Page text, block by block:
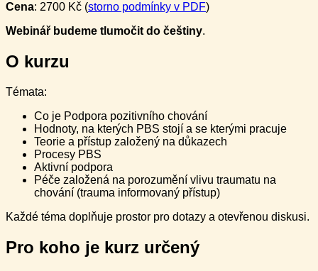
Cena: 2700 Kč (storno podmínky v PDF)
Webinář budeme tlumočit do češtiny.
O kurzu
Témata:
Co je Podpora pozitivního chování
Hodnoty, na kterých PBS stojí a se kterými pracuje
Teorie a přístup založený na důkazech
Procesy PBS
Aktivní podpora
Péče založená na porozumění vlivu traumatu na
chování (trauma informovaný přístup)
Každé téma doplňuje prostor pro dotazy a otevřenou diskusi.
Pro koho je kurz určený